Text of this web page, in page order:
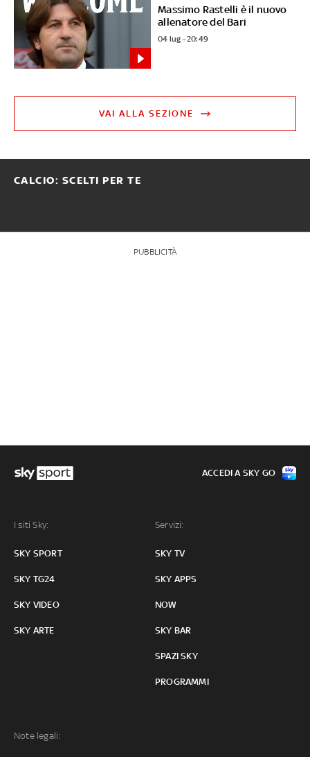
Massimo Rastelli è il nuovo
allenatore del Bari
04 lug - 20:49
VAI ALLA SEZIONE
CALCIO: SCELTI PER TE
PUBBLICITÀ
I siti Sky:
SKY SPORT
SKY TG24
SKY VIDEO
SKY ARTE
Servizi:
SKY TV
SKY APPS
NOW
SKY BAR
SPAZI SKY
PROGRAMMI
Note legali:
ACCEDI A SKY GO